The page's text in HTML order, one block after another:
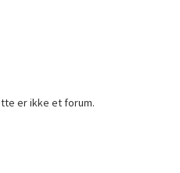
er ikke et forum.